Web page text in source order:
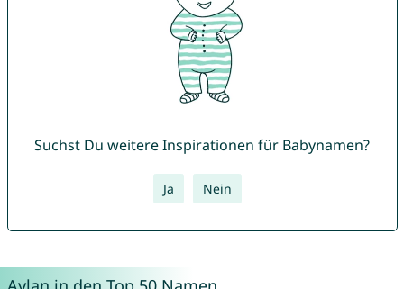
Suchst Du weitere Inspirationen für Babynamen?
Ja Nein